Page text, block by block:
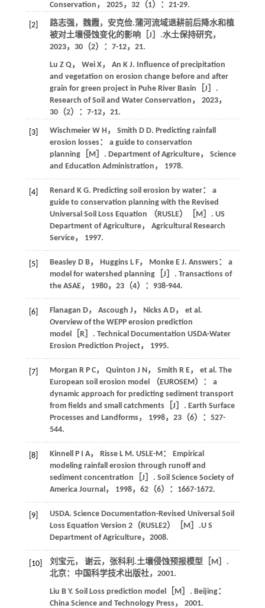
Conservation ， 2025， 32（1）：21-29.
[2]
路志强，魏霞，安克俭.蒲河流域退耕前后降水和植
被对土壤侵蚀变化的影响［J］.水土保持研究，
2023， 30（2）：7-12，21.
Lu Z Q， Wei X， An K J. Influence of precipitation
and vegetation on erosion change before and after
grain for green project in Puhe River Basin［J］.
Research of Soil and Water Conservation ， 2023，
30（2）：7-12，21.
[3] Wischmeier W H ， Smith D D. Predicting rainfall
erosion losses： a guide to conservation
planning［M］. Department of Agriculture， Science
and Education Administration ， 1978.
[4] Renard K G. Predicting soil erosion by water： a
guide to conservation planning with the Revised
Universal Soil Loss Equation （RUSLE）［M］. US
Department of Agriculture， Agricultural Research
Service， 1997.
[5] Beasley D B， Huggins L F， Monke E J. Answers： a
model for watershed planning［J］. Transactions of
the ASAE， 1980， 23（4）：938-944.
[6] Flanagan D， Ascough J ， Nicks A D， et al.
Overview of the WEPP erosion prediction
model［R］. Technical Documentation USDA-Water
Erosion Prediction Project， 1995.
[7] Morgan R P C， Quinton J N， Smith R E， et al. The
European soil erosion model （EUROSEM）： a
dynamic approach for predicting sediment transport
from fields and small catchments［J］. Earth Surface
Processes and Landforms， 1998， 23（6）：527-
544.
[8] Kinnell P I A， Risse L M. USLE-M： Empirical
modeling rainfall erosion through runoff and
sediment concentration［J］. Soil Science Society of
America Journal， 1998， 62（6）：1667-1672.
[9]
USDA. Science Documentation-Revised Universal Soil
Loss Equation Version 2（RUSLE2）［M］.U S
Department of Agriculture， 2008.
[10] 刘宝元， 谢云，张科利.土壤侵蚀预报模型［M］.
北京：中国科学技术出版社， 2001.
Liu B Y. Soil Loss prediction model［M］. Beijing：
China Science and Technology Press， 2001.